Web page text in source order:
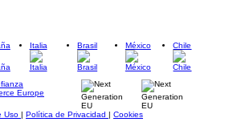
Italia Brasil México Chile
Uso | Política de Privacidad | Cookies